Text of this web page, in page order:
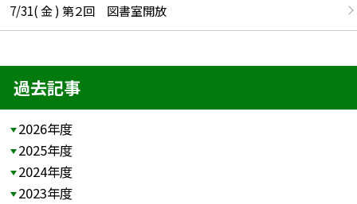
7/31( 金 ) 第２回 図書室開放
過去記事
2026年度
2025年度
2024年度
2023年度